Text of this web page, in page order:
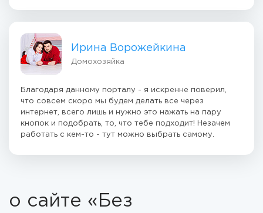
Ирина Ворожейкина
Домохозяйка
Благодаря данному порталу - я искренне поверил,
что совсем скоро мы будем делать все через
интернет, всего лишь и нужно это нажать на пару
кнопок и подобрать, то, что тебе подходит! Незачем
работать с кем-то - тут можно выбрать самому.
о сайте «Без